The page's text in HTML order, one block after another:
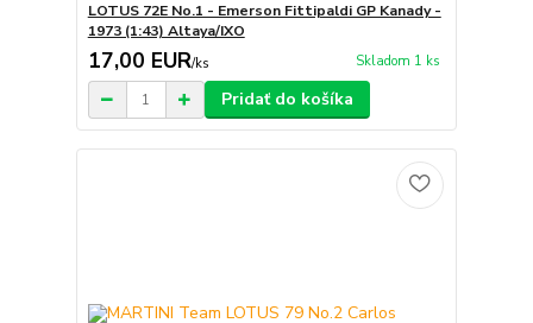
LOTUS 72E No.1 - Emerson Fittipaldi GP Kanady -
1973 (1:43) Altaya/IXO
17,00 EUR/ks Skladom 1 ks
Pridať do košíka